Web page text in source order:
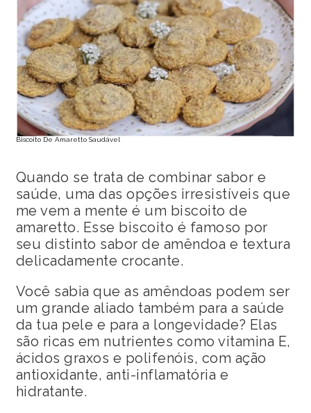
Biscoito De Amaretto Saudável
Quando se trata de combinar sabor e
saúde, uma das opções irresistíveis que
me vem a mente é um biscoito de
amaretto. Esse biscoito é famoso por
seu distinto sabor de amêndoa e textura
delicadamente crocante.
Você sabia que as amêndoas podem ser
um grande aliado também para a saúde
da tua pele e para a longevidade? Elas
são ricas em nutrientes como vitamina E,
ácidos graxos e polifenóis, com ação
antioxidante, anti-inflamatória e
hidratante.